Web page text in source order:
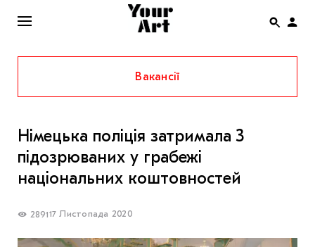
ENG
НОВИНИ
АФІША
ІНТЕРВ’Ю
Вакансії
Німецька поліція затримала 3
підозрюваних у грабежі
національних коштовностей
289117 Листопада 2020